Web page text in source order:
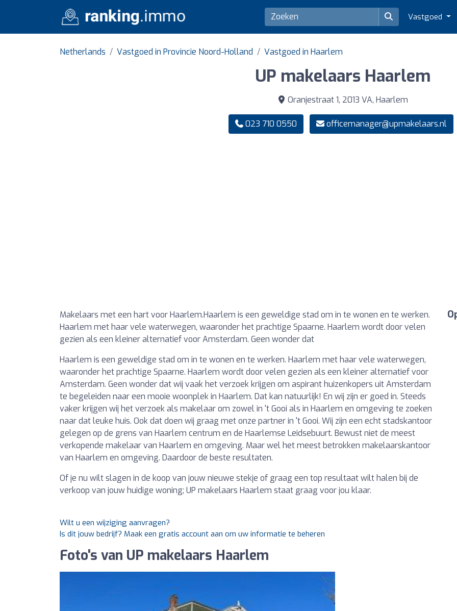
Vastgoed
Netherlands Vastgoed in Provincie Noord-Holland Vastgoed in Haarlem
UP makelaars Haarlem
Oranjestraat 1, 2013 VA, Haarlem
023 710 0550 officemanager@upmakelaars.nl
Makelaars met een hart voor Haarlem.Haarlem is een geweldige stad om in te wonen en te werken.
Haarlem met haar vele waterwegen, waaronder het prachtige Spaarne. Haarlem wordt door velen
gezien als een kleiner alternatief voor Amsterdam. Geen wonder dat
Haarlem is een geweldige stad om in te wonen en te werken. Haarlem met haar vele waterwegen,
waaronder het prachtige Spaarne. Haarlem wordt door velen gezien als een kleiner alternatief voor
Amsterdam. Geen wonder dat wij vaak het verzoek krijgen om aspirant huizenkopers uit Amsterdam
te begeleiden naar een mooie woonplek in Haarlem. Dat kan natuurlijk! En wij zijn er goed in. Steeds
vaker krijgen wij het verzoek als makelaar om zowel in 't Gooi als in Haarlem en omgeving te zoeken
naar dat leuke huis. Ook dat doen wij graag met onze partner in 't Gooi. Wij zijn een echt stadskantoor
gelegen op de grens van Haarlem centrum en de Haarlemse Leidsebuurt. Bewust niet de meest
verkopende makelaar van Haarlem en omgeving. Maar wel het meest betrokken makelaarskantoor
van Haarlem en omgeving. Daardoor de beste resultaten.
Of je nu wilt slagen in de koop van jouw nieuwe stekje of graag een top resultaat wilt halen bij de
verkoop van jouw huidige woning; UP makelaars Haarlem staat graag voor jou klaar.
Wilt u een wijziging aanvragen?
Is dit jouw bedrijf? Maak een gratis account aan om uw informatie te beheren
Foto's van UP makelaars Haarlem